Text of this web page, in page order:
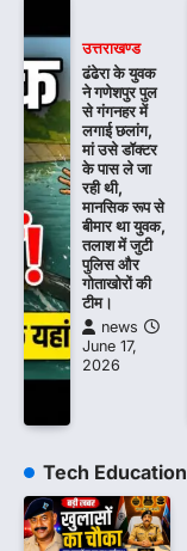
उत्तराखण्ड
ढंढेरा के युवक
ने गणेशपुर पुल
से गंगनहर में
लगाई छलांग,
मां उसे डॉक्टर
के पास ले जा
रही थी,
मानसिक रूप से
बीमार था युवक,
तलाश में जुटी
पुलिस और
गोताखोरों की
टीम।
news
June 17,
2026
Tech Education